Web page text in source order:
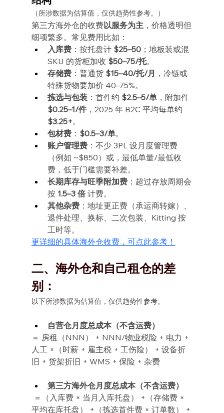
（所涉数据为估算值，仅供趋势性参考。）
第三方海外仓的收费以服务为主，价格透明但
细项繁多。常见费用比如：
入库费：按托盘计 $25–50；地板装或混
SKU 的货柜加收 $50–75/托。
存储费：普通货 $15–40/托/月 ，冷链或
特殊货物要加价 40–75%。
拣选与包装：首件约 $2.5–5/单，附加件
$0.25–1/件，2025 年 B2C 平均每单约
$3.25+。
包材费： $0.5–3/单。
账户管理费：不少 3PL 设月度管理费
（例如 ~$850）或，最低单量/最低收
费，低于门槛需要补差。
长期库存与旺季附加费：超过存放周期会
按 1.5–3 倍 计费。
其他杂费：地址更正费（承运商转嫁）、
退件处理、换标、二次包装、Kitting 按
工时等。
更详细的具体海外仓收费，可点此参考！
二、海外仓和自己租仓的差
别：
以下所涉数据为估算值，仅供趋势性参考。
自营仓月度总成本（不含运费）
＝ 房租（NNN） + NNN/物业税险 + 电力 +
人工 ×（时薪 + 雇主税 + 工伤险） + 设备折
旧 + 货架折旧 + WMS + 保险 + 杂费
第三方海外仓月度总成本（不含运费）
＝（入库费 × 当月入库托盘） +（存储费 ×
平均在库托盘） +（拣选首件费 × 订单数） +